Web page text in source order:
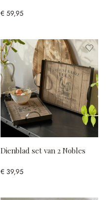
€ 59,95
Dienblad set van 2 Nobles
€ 39,95